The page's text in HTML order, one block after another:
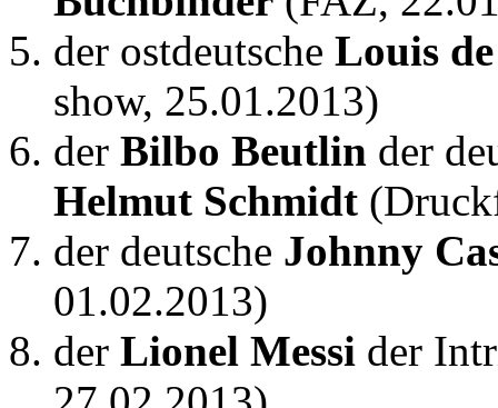
der ostdeutsche Louis
show, 25.01.2013)
der Bilbo Beutlin der
Helmut Schmidt
der deutsche Johnny
01.02.2013)
der Lionel Messi der